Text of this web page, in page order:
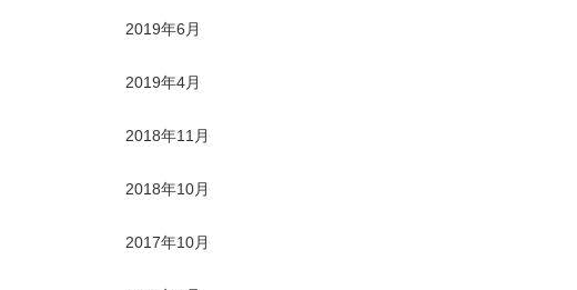
2019年6月
2019年4月
2018年11月
2018年10月
2017年10月